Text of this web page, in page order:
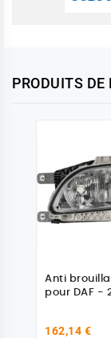
PRODUITS DE
Anti
pour DAF -
162,14 €